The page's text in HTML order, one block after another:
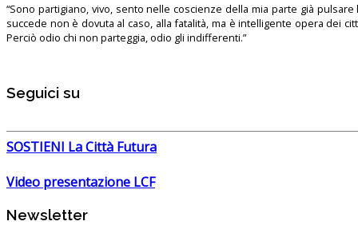
“Sono partigiano, vivo, sento nelle coscienze della mia parte già pulsare
succede non è dovuta al caso, alla fatalità, ma è intelligente opera dei
Perciò odio chi non parteggia, odio gli indifferenti.”
Seguici su
SOSTIENI La Città Futura
Video presentazione LCF
Newsletter